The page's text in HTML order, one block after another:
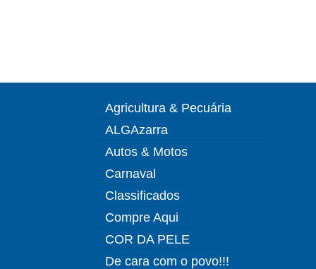
Agricultura & Pecuária
ALGAzarra
Autos & Motos
Carnaval
Classificados
Compre Aqui
COR DA PELE
De cara com o povo!!!